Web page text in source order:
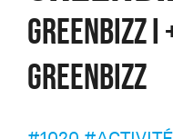
GREENBIZZ I
GREENBIZZ